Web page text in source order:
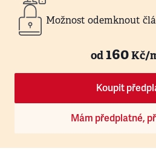
Možnost odemknout
od160Kč/
Koupit
Mám předplatné,